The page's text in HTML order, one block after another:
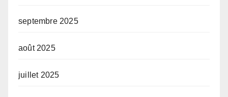
septembre 2025
août 2025
juillet 2025